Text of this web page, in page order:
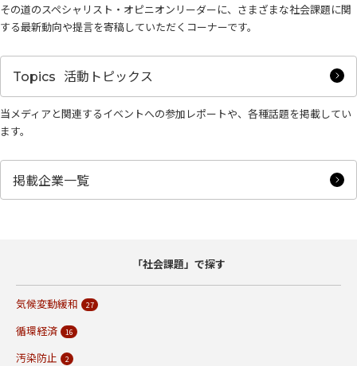
その道のスペシャリスト・オピニオンリーダーに、さまざまな社会課題に関
する最新動向や提言を寄稿していただくコーナーです。
Topics 活動トピックス
当メディアと関連するイベントへの参加レポートや、各種話題を掲載してい
ます。
掲載企業一覧
「社会課題」で探す
気候変動緩和 27
循環経済 16
汚染防止 2